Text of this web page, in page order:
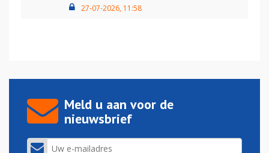
27-07-2026, 11:58
Meld u aan voor de
nieuwsbrief